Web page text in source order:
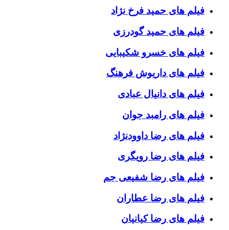
فیلم های حمید فرخ نژاد
فیلم های حمید گودرزی
فیلم های خسرو شکیبایی
فیلم های داریوش فرهنگ
فیلم های دانیال عبادی
فیلم های رامبد جوان
فیلم های رضا داوودنژاد
فیلم های رضا رویگری
فیلم های رضا شفیعی جم
فیلم های رضا عطاران
فیلم های رضا کیانیان